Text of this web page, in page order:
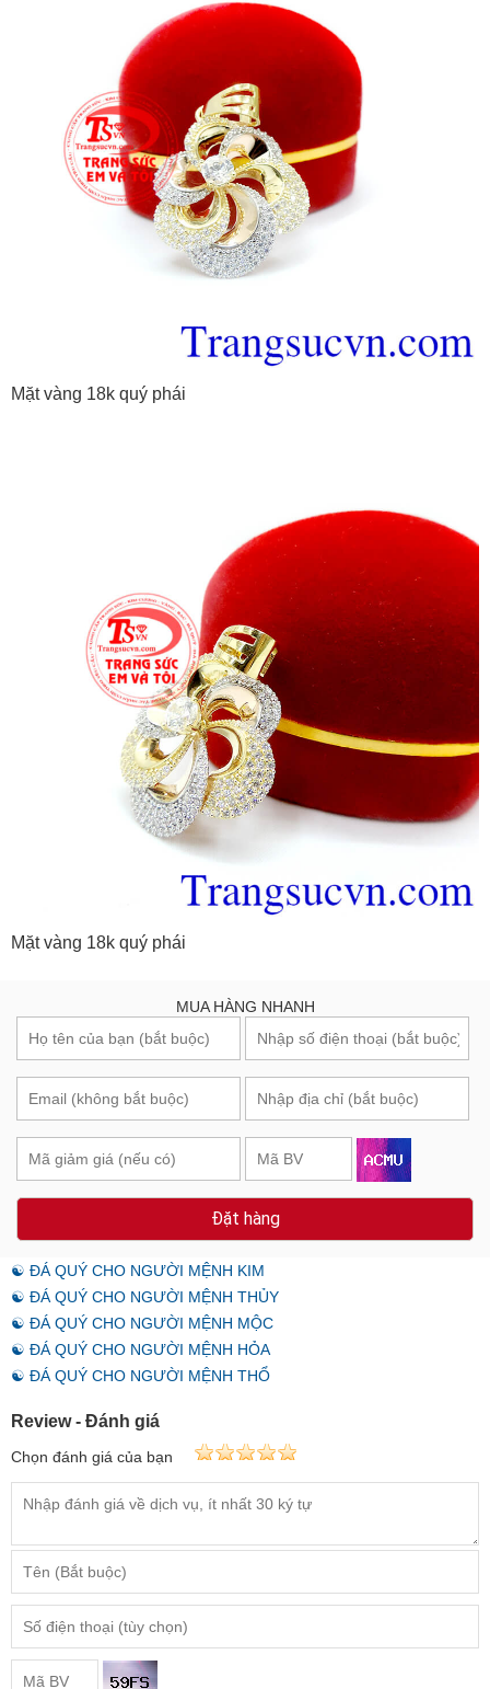
Mặt vàng 18k quý phái
Mặt vàng 18k quý phái
MUA HÀNG NHANH
Đặt hàng
☯ ĐÁ QUÝ CHO NGƯỜI MỆNH KIM
☯ ĐÁ QUÝ CHO NGƯỜI MỆNH THỦY
☯ ĐÁ QUÝ CHO NGƯỜI MỆNH MỘC
☯ ĐÁ QUÝ CHO NGƯỜI MỆNH HỎA
☯ ĐÁ QUÝ CHO NGƯỜI MỆNH THỔ
Review - Đánh giá
Chọn đánh giá của bạn